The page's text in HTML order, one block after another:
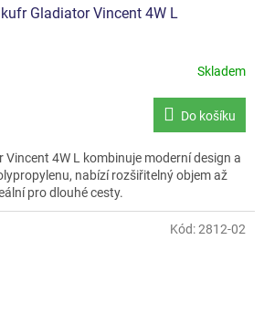
Gladiator Vincent 4W L
Skladem
Do košíku
4W L kombinuje moderní design a
nabízí rozšiřitelný objem až
pro dlouhé cesty.
Kód:2812-02